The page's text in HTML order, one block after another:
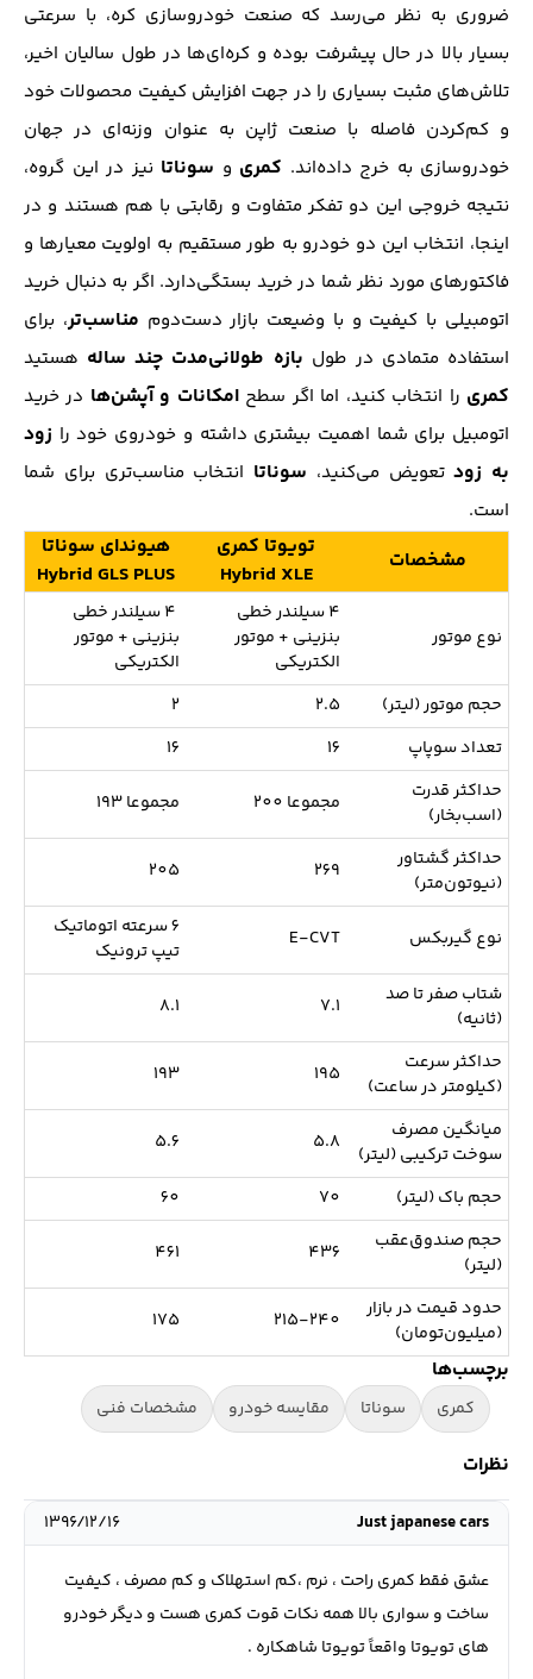
ضروری به نظر می‌رسد که صنعت خودروسازی کره، با سرعتی
بسیار بالا در حال پیشرفت بوده و کره‌ای‌ها در طول سالیان اخیر،
تلاش‌های مثبت بسیاری را در جهت افزایش کیفیت محصولات خود
و کم‌کردن فاصله با صنعت ژاپن به عنوان وزنه‌ای در جهان
خودروسازی به خرج‌ داده‌اند. کمری و سوناتا نیز در این گروه،
نتیجه خروجی این دو تفکر متفاوت و رقابتی با هم هستند و در
اینجا، انتخاب این دو خودرو به طور مستقیم به اولویت معیار‌ها و
فاکتور‌های مورد نظر شما در خرید بستگی‌دارد. اگر به دنبال خرید
اتومبیلی با کیفیت و با وضیعت بازار دست‌دوم مناسب‌تر، برای
استفاده متمادی در طول بازه طولانی‌مدت چند ساله هستید
کمری را انتخاب کنید، اما اگر سطحامکانات و آپشن‌ها در خرید
اتومبیل برای شما اهمیت بیشتری داشته و خودرو‌ی خود را زود
به زودتعویض می‌کنید، سوناتا انتخاب مناسب‌تری برای شما
است.
مشخصات
تویوتا کمری
Hybrid XLE
هیوندای سوناتا
Hybrid GLS PLUS
نوع موتور
4 سیلندر خطی
بنزینی + موتور
الکتریکی
4 سیلندر خطی
بنزینی + موتور
الکتریکی
حجم موتور (لیتر)
2.5
2
تعداد سوپاپ
16
16
حداکثر قدرت
(اسب‌بخار)
مجموعا 200 مجموعا 193
حداکثر گشتاور
(نیوتون‌متر)
269
205
نوع گیربکس E-CVT
6 سرعته اتوماتیک
تیپ ترونیک
شتاب صفر تا صد
(ثانیه)
7.1
8.1
حداکثر سرعت
(کیلومتر در ساعت)
195
193
میانگین مصرف
سوخت ترکیبی (لیتر)
5.8
5.6
حجم باک (لیتر) 70
60
حجم صندوق‌عقب
(لیتر)
436
461
حدود قیمت در بازار
(میلیون‌تومان)
215-240
175
برچسب‌ها
کمری سوناتا مقایسه خودرو مشخصات فنی
نظرات
Just japanese cars ۱۳۹۶/۱۲/۱۶
عشق فقط كمرى راحت ، نرم ،كم استهلاك و كم مصرف ، كيفيت
ساخت و سوارى بالا همه نكات قوت كمرى هست و ديگر خودرو
هاى تويوتا واقعاً تويوتا شاهكاره .